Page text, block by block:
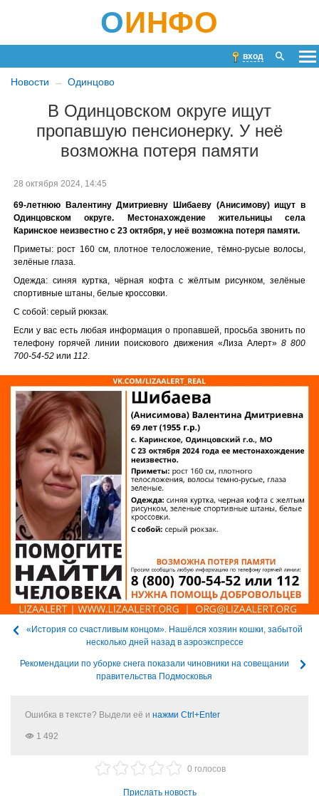
ОИНФО
вход
Новости Одинцово
В Одинцовском округе ищут
пропавшую пенсионерку. У неё
возможна потеря памяти
28 октября 2024, 14:45
69-летнюю Валентину Дмитриевну Шибаеву (Анисимову) ищут в
Одинцовском округе. Местонахождение жительницы села
Каринское неизвестно с 23 октября, у неё возможна потеря памяти.
Приметы: рост 160 см, плотное телосложение, тёмно-русые волосы,
зелёные глаза.
Одежда: синяя куртка, чёрная кофта с жёлтым рисунком, зелёные
спортивные штаны, белые кроссовки.
С собой: серый рюкзак.
Если у вас есть любая информация о пропавшей, просьба звонить по
телефону горячей линии поискового движения «Лиза Алерт» 8 800
700-54-52 или 112
«История со счастливым концом». Нашёлся хозяин кошки, забытой
несколько дней назад в аэроэкспрессе
Рекомендации по уборке снега показали чиновники на совещании
правительства Подмосковья
Ошибка в тексте? Выдели её и нажми Ctrl+Enter
1 492
0 голосов
Прислать новость